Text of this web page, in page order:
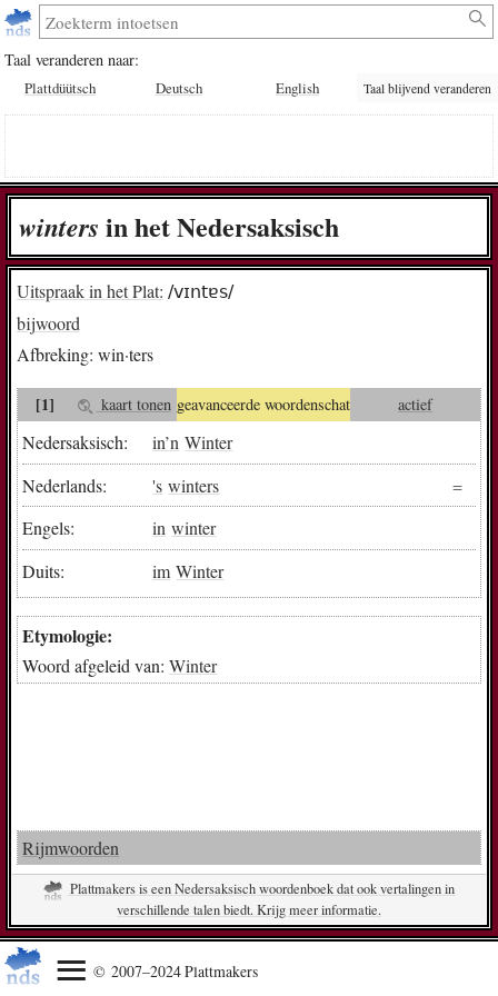
Taal veranderen naar:
Plattdüütsch Deutsch English Taal blijvend veranderen
win­ters in het Nedersaksisch
Uitspraak in het Plat: /vɪntɐs/
bijwoord
Afbreking: win·ters
[1] kaart tonen geavanceerde woordenschat actief
Nedersaksisch: in’n Winter
Nederlands:
's winters
Engels:
in winter
Duits:
im Winter
Etymologie:
Woord afgeleid van:Winter
Rijmwoorden
Plattmakers is een Nedersaksisch woordenboek dat ook vertalingen in
verschillende talen biedt. Krijg meer informatie.
© 2007–2024 Plattmakers